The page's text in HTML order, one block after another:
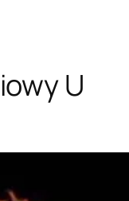
U